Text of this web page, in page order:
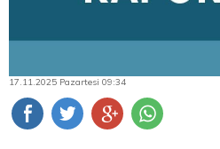
17.11.2025 Pazartesi 09:34